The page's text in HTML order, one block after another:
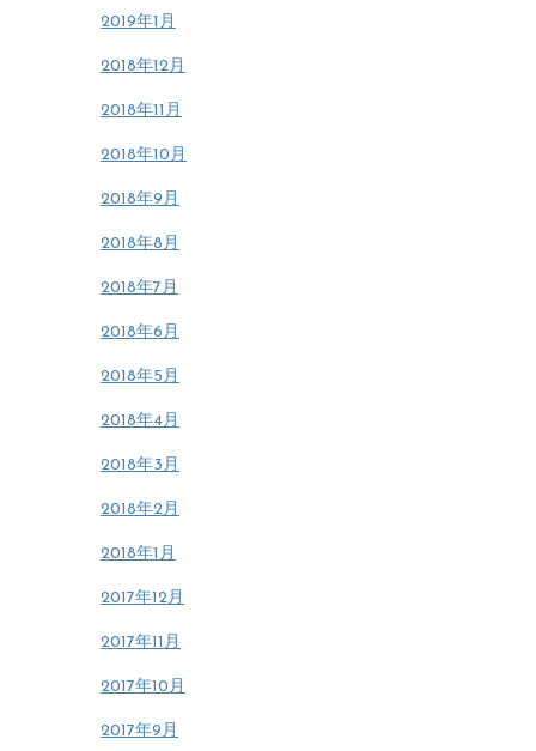
2019年1月
2018年12月
2018年11月
2018年10月
2018年9月
2018年8月
2018年7月
2018年6月
2018年5月
2018年4月
2018年3月
2018年2月
2018年1月
2017年12月
2017年11月
2017年10月
2017年9月